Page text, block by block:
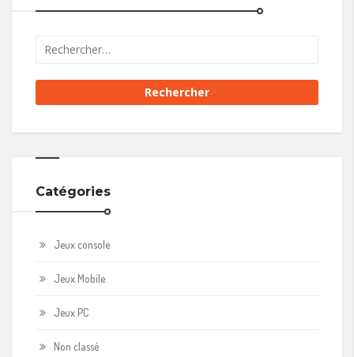
Catégories
Jeux console
Jeux Mobile
Jeux PC
Non classé